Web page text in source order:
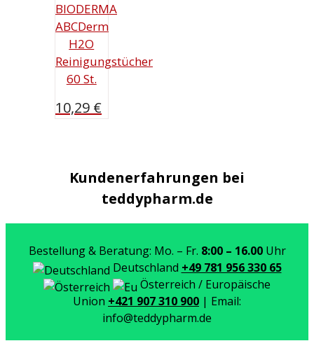
BIODERMA
ABCDerm
H2O
Reinigungstücher
60 St.
10,29 €
Kundenerfahrungen bei
teddypharm.de
Bestellung & Beratung: Mo. – Fr. 8:00 – 16.00Uhr
Deutschland +49 781 956 330 65
Österreich / Europäische
Union +421 907 310 900 | Email:
info@teddypharm.de